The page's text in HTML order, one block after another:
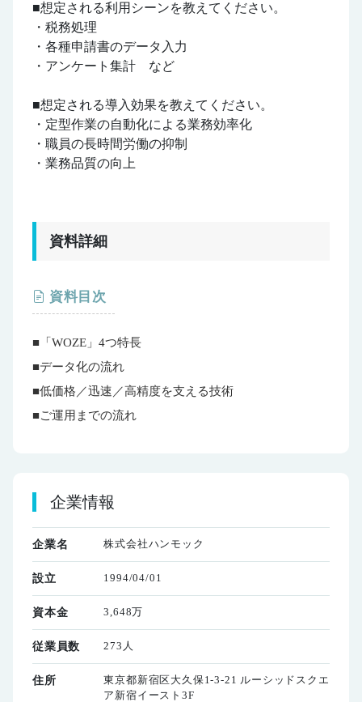
■想定される利用シーンを教えてください。
・税務処理
・各種申請書のデータ入力
・アンケート集計 など
■想定される導入効果を教えてください。
・定型作業の自動化による業務効率化
・職員の長時間労働の抑制
・業務品質の向上
資料詳細
資料目次
■「WOZE」4つ特長
■データ化の流れ
■低価格／迅速／高精度を支える技術
■ご運用までの流れ
企業情報
企業名 株式会社ハンモック
設立 1994/04/01
資本金 3,648万
従業員数 273人
住所
東京都新宿区大久保1-3-21 ルーシッドスクエ
ア新宿イースト3F